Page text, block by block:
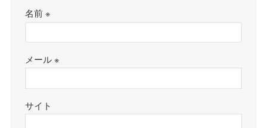
名前※
メール※
サイト